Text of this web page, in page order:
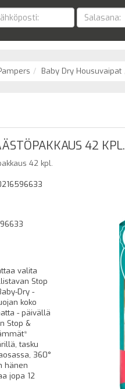
Baby Dry Housuvaipat
42 KPL.
42 kpl.
valita
Stop
Dry -
koko
- päivällä
Stop &
tasku
360°
hänen
jopa 12